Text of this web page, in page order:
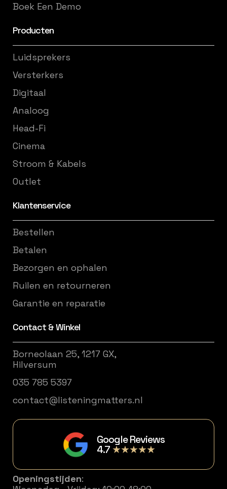
Boek Een Demo
Producten
Luidsprekers
Versterkers
Digitaal
Analoog
Head-Fi
Cinema
Stroom & Kabels
Outlet
Klantenservice
Bestellen
Betalen
Bezorgen en ophalen
Ruilen en retourneren
Garantie en reparatie
Contact & Winkel
Borneolaan 25, 1217 GX,
Hilversum
035 785 5397
contact@listeningmatters.nl
Google Reviews
4.7★★★★★
Openingstijden: